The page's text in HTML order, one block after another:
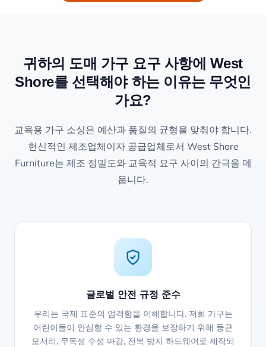
귀하의 도매 가구 요구 사항에 West
Shore를 선택해야 하는 이유는 무엇인
가요?
교육용 가구 소싱은 예산과 품질의 균형을 맞춰야 합니다.
헌신적인 제조업체이자 공급업체로서 West Shore
Furniture는 제조 정밀도와 교육적 요구 사이의 간극을 메
웁니다.
글로벌 안전 규정 준수
우리는 국제 표준의 엄격함을 이해합니다. 저희 가구는
어린이들이 안심할 수 있는 환경을 보장하기 위해 둥근
모서리, 무독성 수성 마감, 전복 방지 하드웨어로 제작되